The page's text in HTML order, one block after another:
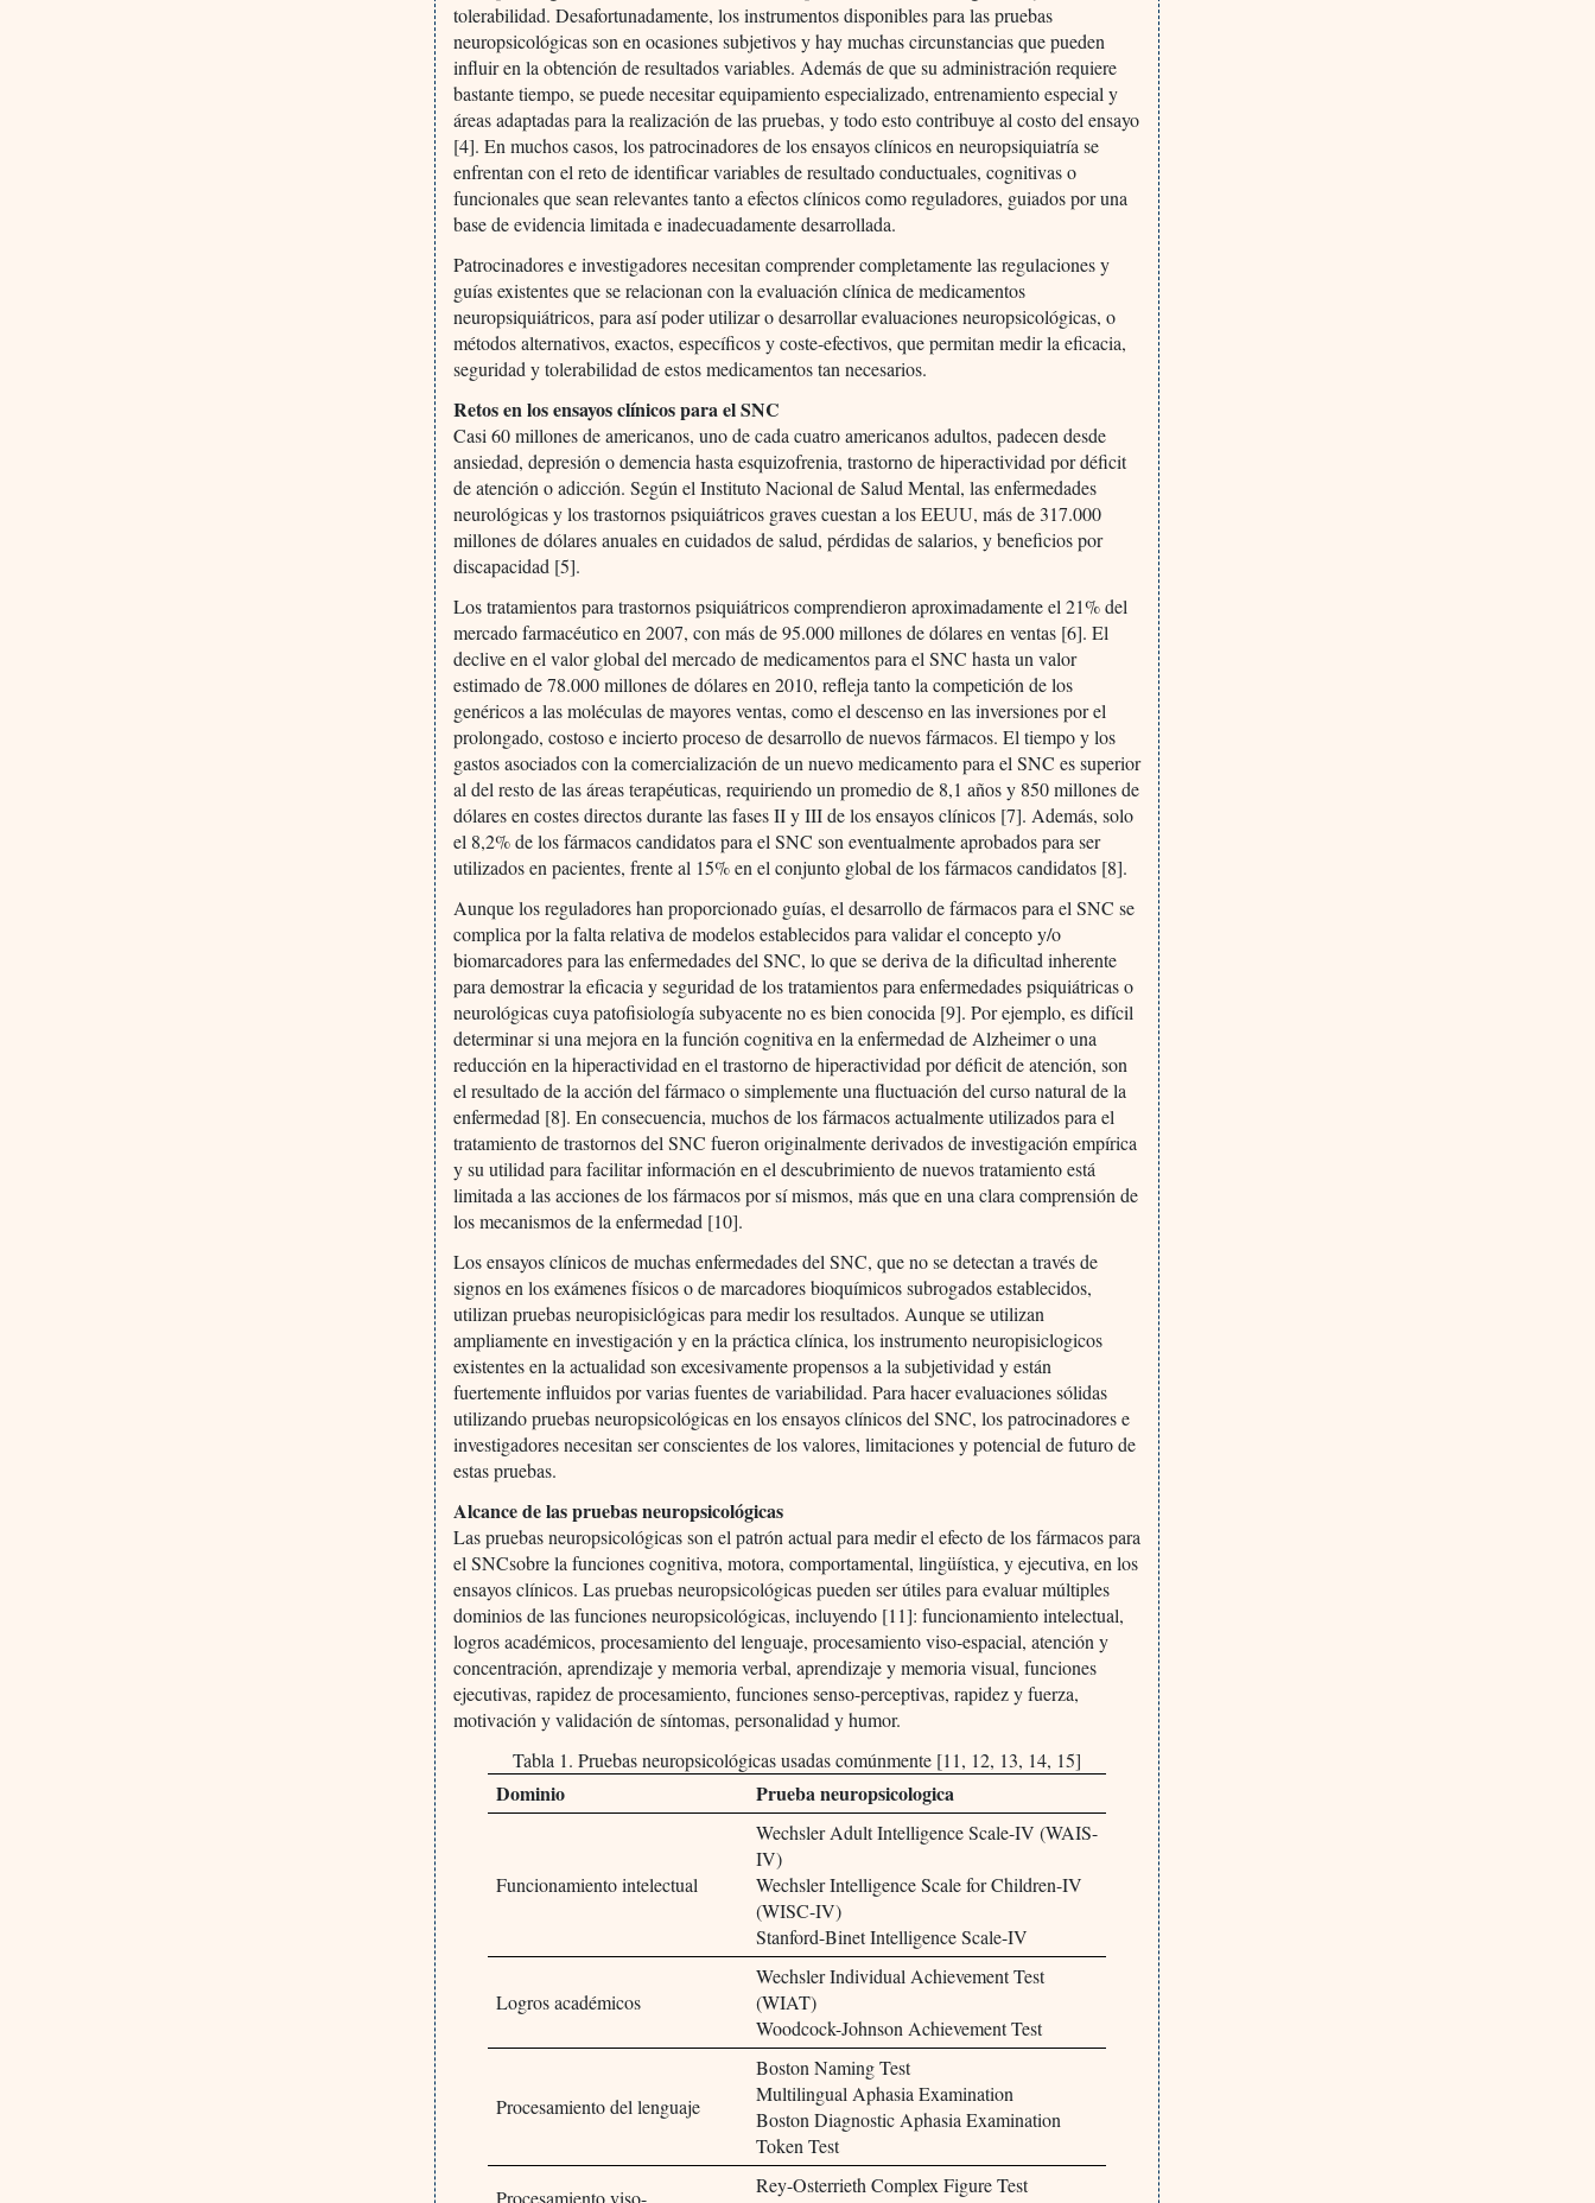
tolerabilidad. Desafortunadamente, los instrumentos disponibles para las pruebas
neuropsicológicas son en ocasiones subjetivos y hay muchas circunstancias que pueden
influir en la obtención de resultados variables. Además de que su administración requiere
bastante tiempo, se puede necesitar equipamiento especializado, entrenamiento especial y
áreas adaptadas para la realización de las pruebas, y todo esto contribuye al costo del ensayo
[4]. En muchos casos, los patrocinadores de los ensayos clínicos en neuropsiquiatría se
enfrentan con el reto de identificar variables de resultado conductuales, cognitivas o
funcionales que sean relevantes tanto a efectos clínicos como reguladores, guiados por una
base de evidencia limitada e inadecuadamente desarrollada.
Patrocinadores e investigadores necesitan comprender completamente las regulaciones y
guías existentes que se relacionan con la evaluación clínica de medicamentos
neuropsiquiátricos, para así poder utilizar o desarrollar evaluaciones neuropsicológicas, o
métodos alternativos, exactos, específicos y coste-efectivos, que permitan medir la eficacia,
seguridad y tolerabilidad de estos medicamentos tan necesarios.
Retos en los ensayos clínicos para el SNC
Casi 60 millones de americanos, uno de cada cuatro americanos adultos, padecen desde
ansiedad, depresión o demencia hasta esquizofrenia, trastorno de hiperactividad por déficit
de atención o adicción. Según el Instituto Nacional de Salud Mental, las enfermedades
neurológicas y los trastornos psiquiátricos graves cuestan a los EEUU, más de 317.000
millones de dólares anuales en cuidados de salud, pérdidas de salarios, y beneficios por
discapacidad [5].
Los tratamientos para trastornos psiquiátricos comprendieron aproximadamente el 21% del
mercado farmacéutico en 2007, con más de 95.000 millones de dólares en ventas [6]. El
declive en el valor global del mercado de medicamentos para el SNC hasta un valor
estimado de 78.000 millones de dólares en 2010, refleja tanto la competición de los
genéricos a las moléculas de mayores ventas, como el descenso en las inversiones por el
prolongado, costoso e incierto proceso de desarrollo de nuevos fármacos. El tiempo y los
gastos asociados con la comercialización de un nuevo medicamento para el SNC es superior
al del resto de las áreas terapéuticas, requiriendo un promedio de 8,1 años y 850 millones de
dólares en costes directos durante las fases II y III de los ensayos clínicos [7]. Además, solo
el 8,2% de los fármacos candidatos para el SNC son eventualmente aprobados para ser
utilizados en pacientes, frente al 15% en el conjunto global de los fármacos candidatos [8].
Aunque los reguladores han proporcionado guías, el desarrollo de fármacos para el SNC se
complica por la falta relativa de modelos establecidos para validar el concepto y/o
biomarcadores para las enfermedades del SNC, lo que se deriva de la dificultad inherente
para demostrar la eficacia y seguridad de los tratamientos para enfermedades psiquiátricas o
neurológicas cuya patofisiología subyacente no es bien conocida [9]. Por ejemplo, es difícil
determinar si una mejora en la función cognitiva en la enfermedad de Alzheimer o una
reducción en la hiperactividad en el trastorno de hiperactividad por déficit de atención, son
el resultado de la acción del fármaco o simplemente una fluctuación del curso natural de la
enfermedad [8]. En consecuencia, muchos de los fármacos actualmente utilizados para el
tratamiento de trastornos del SNC fueron originalmente derivados de investigación empírica
y su utilidad para facilitar información en el descubrimiento de nuevos tratamiento está
limitada a las acciones de los fármacos por sí mismos, más que en una clara comprensión de
los mecanismos de la enfermedad [10].
Los ensayos clínicos de muchas enfermedades del SNC, que no se detectan a través de
signos en los exámenes físicos o de marcadores bioquímicos subrogados establecidos,
utilizan pruebas neuropisiclógicas para medir los resultados. Aunque se utilizan
ampliamente en investigación y en la práctica clínica, los instrumento neuropisiclogicos
existentes en la actualidad son excesivamente propensos a la subjetividad y están
fuertemente influidos por varias fuentes de variabilidad. Para hacer evaluaciones sólidas
utilizando pruebas neuropsicológicas en los ensayos clínicos del SNC, los patrocinadores e
investigadores necesitan ser conscientes de los valores, limitaciones y potencial de futuro de
estas pruebas.
Alcance de las pruebas neuropsicológicas
Las pruebas neuropsicológicas son el patrón actual para medir el efecto de los fármacos para
el SNCsobre la funciones cognitiva, motora, comportamental, lingüística, y ejecutiva, en los
ensayos clínicos. Las pruebas neuropsicológicas pueden ser útiles para evaluar múltiples
dominios de las funciones neuropsicológicas, incluyendo [11]: funcionamiento intelectual,
logros académicos, procesamiento del lenguaje, procesamiento viso-espacial, atención y
concentración, aprendizaje y memoria verbal, aprendizaje y memoria visual, funciones
ejecutivas, rapidez de procesamiento, funciones senso-perceptivas, rapidez y fuerza,
motivación y validación de síntomas, personalidad y humor.
Tabla 1. Pruebas neuropsicológicas usadas comúnmente [11, 12, 13, 14, 15]
Dominio Prueba neuropsicologica
Funcionamiento intelectual
Wechsler Adult Intelligence Scale-IV (WAIS-
IV)
Wechsler Intelligence Scale for Children-IV
(WISC-IV)
Stanford-Binet Intelligence Scale-IV
Logros académicos
Wechsler Individual Achievement Test
(WIAT)
Woodcock-Johnson Achievement Test
Procesamiento del lenguaje
Boston Naming Test
Multilingual Aphasia Examination
Boston Diagnostic Aphasia Examination
Token Test
Procesamiento viso-
Rey-Osterrieth Complex Figure Test